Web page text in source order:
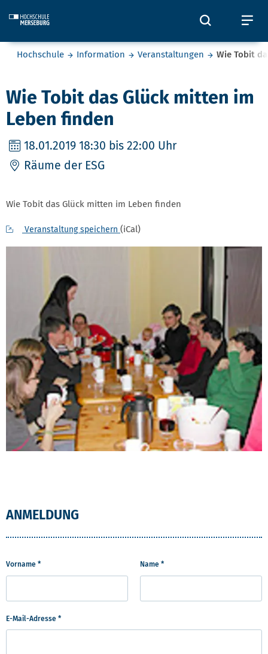
Öffnet
Sie befinden sich hier:
Hochschule Information Veranstaltungen Wie Tobit
Wie Tobit das Glück mitten im
Leben finden
18.01.2019 18:30 bis 22:00 Uhr
Räume der ESG
Wie Tobit das Glück mitten im Leben finden
Veranstaltung speichern (iCal)
ANMELDUNG
Vorname * Name *
E-Mail-Adresse *